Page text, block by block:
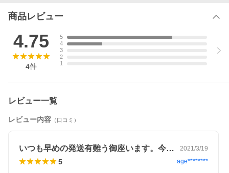
商品レビュー
4.75
4件
5
4
3
2
1
レビュー一覧
レビュー内容 （口コミ）
いつも早めの発送有難う御座います。今回… 2021/3/19
5 age********